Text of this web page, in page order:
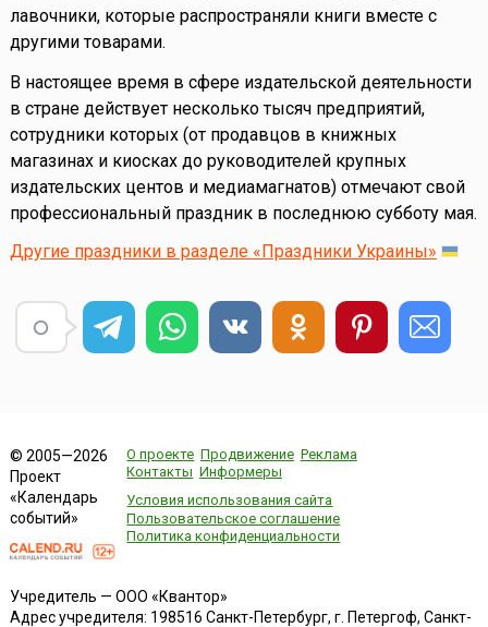
лавочники, которые распространяли книги вместе с
другими товарами.
В настоящее время в сфере издательской деятельности
в стране действует несколько тысяч предприятий,
сотрудники которых (от продавцов в книжных
магазинах и киосках до руководителей крупных
издательских центов и медиамагнатов) отмечают свой
профессиональный праздник в последнюю субботу мая.
Другие праздники в разделе «Праздники Украины»
© 2005—2026
Проект
«Календарь
событий»
О проекте Продвижение Реклама
Контакты Информеры
Условия использования сайта
Пользовательское соглашение
Политика конфиденциальности
Учредитель — ООО «Квантор»
Адрес учредителя: 198516 Санкт-Петербург, г. Петергоф, Санкт-